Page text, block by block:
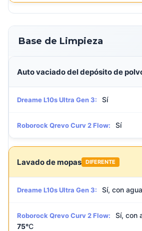
Base de Limpieza
Auto vaciado del depósito de
Dreame L10s Ultra Gen 3: Sí
Roborock Qrevo Curv 2 Flow: Sí
Lavado de mopas DIFERENTE
Dreame L10s Ultra Gen 3: Sí, con
Roborock Qrevo Curv 2 Flow:
Sí, con
75°C